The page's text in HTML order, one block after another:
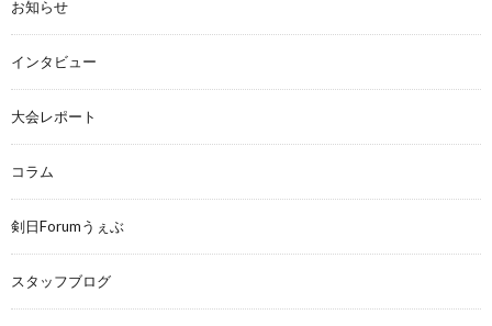
お知らせ
インタビュー
大会レポート
コラム
剣日Forumうぇぶ
スタッフブログ